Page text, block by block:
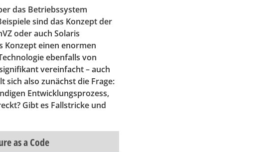
das Betriebssystem
sind das Konzept der
oder auch Solaris
Konzept einen enormen
ebenfalls von
vereinfacht – auch
sich also zunächst die Frage:
Entwicklungsprozess,
Gibt es Fallstricke und
as a Code